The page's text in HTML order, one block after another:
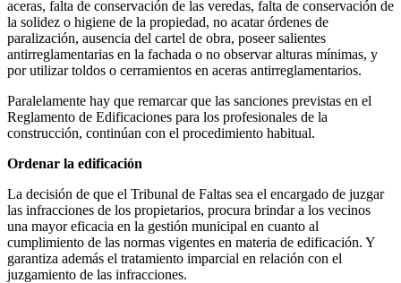
aceras, falta de conservación de las veredas, falta de conservación de
la solidez o higiene de la propiedad, no acatar órdenes de
paralización, ausencia del cartel de obra, poseer salientes
antirreglamentarias en la fachada o no observar alturas mínimas, y
por utilizar toldos o cerramientos en aceras antirreglamentarios.
Paralelamente hay que remarcar que las sanciones previstas en el
Reglamento de Edificaciones para los profesionales de la
construcción, continúan con el procedimiento habitual.
Ordenar la edificación
La decisión de que el Tribunal de Faltas sea el encargado de juzgar
las infracciones de los propietarios, procura brindar a los vecinos
una mayor eficacia en la gestión municipal en cuanto al
cumplimiento de las normas vigentes en materia de edificación. Y
garantiza además el tratamiento imparcial en relación con el
juzgamiento de las infracciones.